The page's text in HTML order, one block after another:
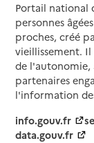
Portail
personnes
proches, créé
vieillissement.
de l'autonomie,
partenaires
l'information
info.gouv.fr
data.gouv.fr